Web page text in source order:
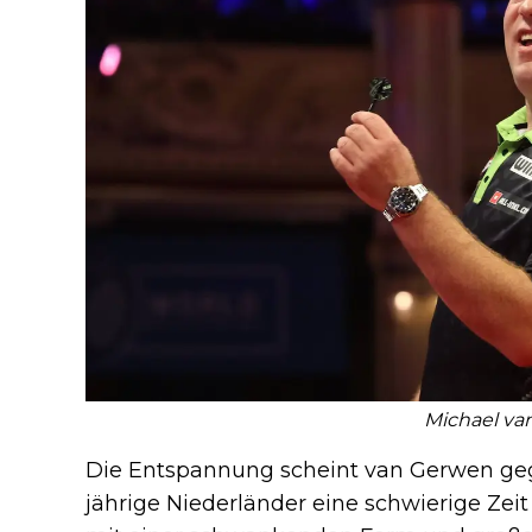
Michael
Die Entspannung scheint van Gerwen
jährige Niederländer eine schwierige